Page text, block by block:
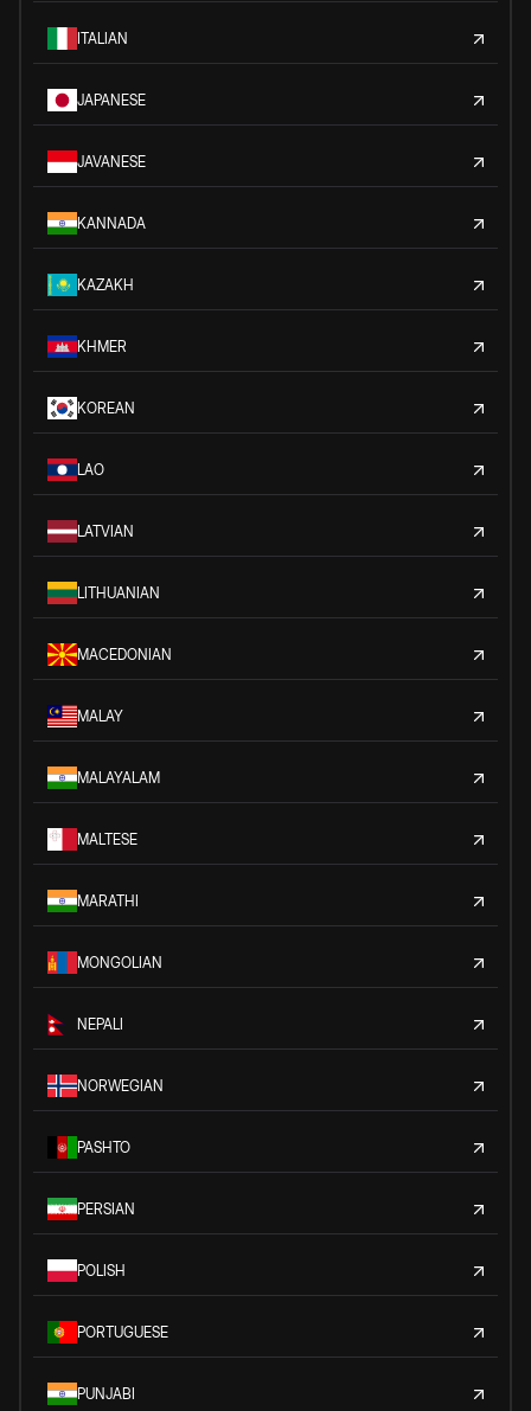
ITALIAN
JAPANESE
JAVANESE
KANNADA
KAZAKH
KHMER
KOREAN
LAO
LATVIAN
LITHUANIAN
MACEDONIAN
MALAY
MALAYALAM
MALTESE
MARATHI
MONGOLIAN
NEPALI
NORWEGIAN
PASHTO
PERSIAN
POLISH
PORTUGUESE
PUNJABI